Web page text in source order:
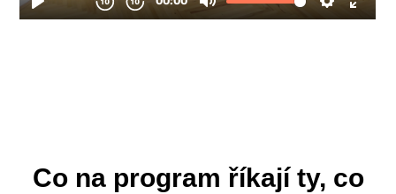
Co na program říkají ty, co